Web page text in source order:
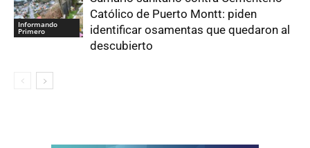
Informando
Primero
Católico de Puerto Montt: piden
identificar osamentas que quedaron al
descubierto